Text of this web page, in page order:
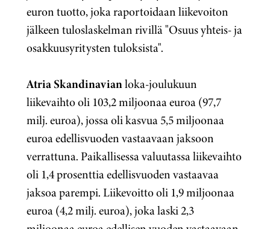
euron tuotto, joka raportoidaan liikevoiton
jälkeen tuloslaskelman rivillä "Osuus yhteis- ja
osakkuusyritysten tuloksista".
Atria Skandinavianloka-joulukuun
liikevaihto oli 103,2 miljoonaa euroa (97,7
milj. euroa), jossa oli kasvua 5,5 miljoonaa
euroa edellisvuoden vastaavaan jaksoon
verrattuna. Paikallisessa valuutassa liikevaihto
oli 1,4 prosenttia edellisvuoden vastaavaa
jaksoa parempi. Liikevoitto oli 1,9 miljoonaa
euroa (4,2 milj. euroa), joka laski 2,3